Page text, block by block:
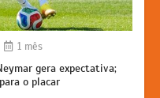
1 mês
gera expectativa;
o placar